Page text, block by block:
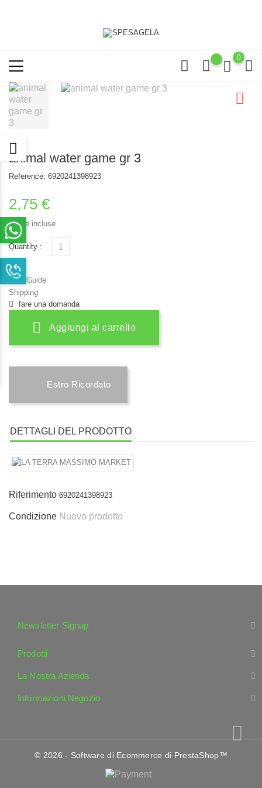
0
animal water game gr 3
Reference: 6920241398923
2,75 €
Tasse incluse
Quantity :
Size Guide
Shipping
fare una domanda
Aggiungi al carrello
Estro Ricordato
DETTAGLI DEL PRODOTTO
Riferimento 6920241398923
Condizione Nuovo prodotto
Newsletter Signup
Prodotti
La Nostra Azienda
Informazioni Negozio
© 2026 - Software di Ecommerce di PrestaShop™